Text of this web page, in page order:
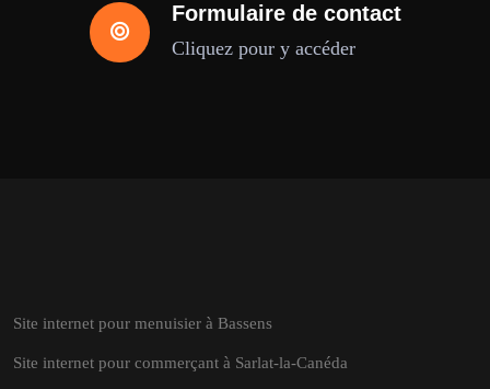
Formulaire de contact
Cliquez pour y accéder
Site internet pour menuisier à Bassens
Site internet pour commerçant à Sarlat-la-Canéda